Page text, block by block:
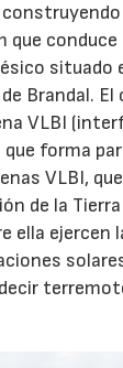
que conduce
situado
Brandal. El
VLBI
que forma
VLBI,
de la
ella ejercen